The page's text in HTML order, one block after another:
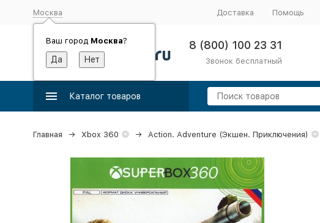
Москва
Ваш город Москва?
Доставка Помощь
8 (800) 100 23 31
Звонок бесплатный
Каталог товаров
Главная Xbox 360 Action. Adventure (Экшен. Приключения)